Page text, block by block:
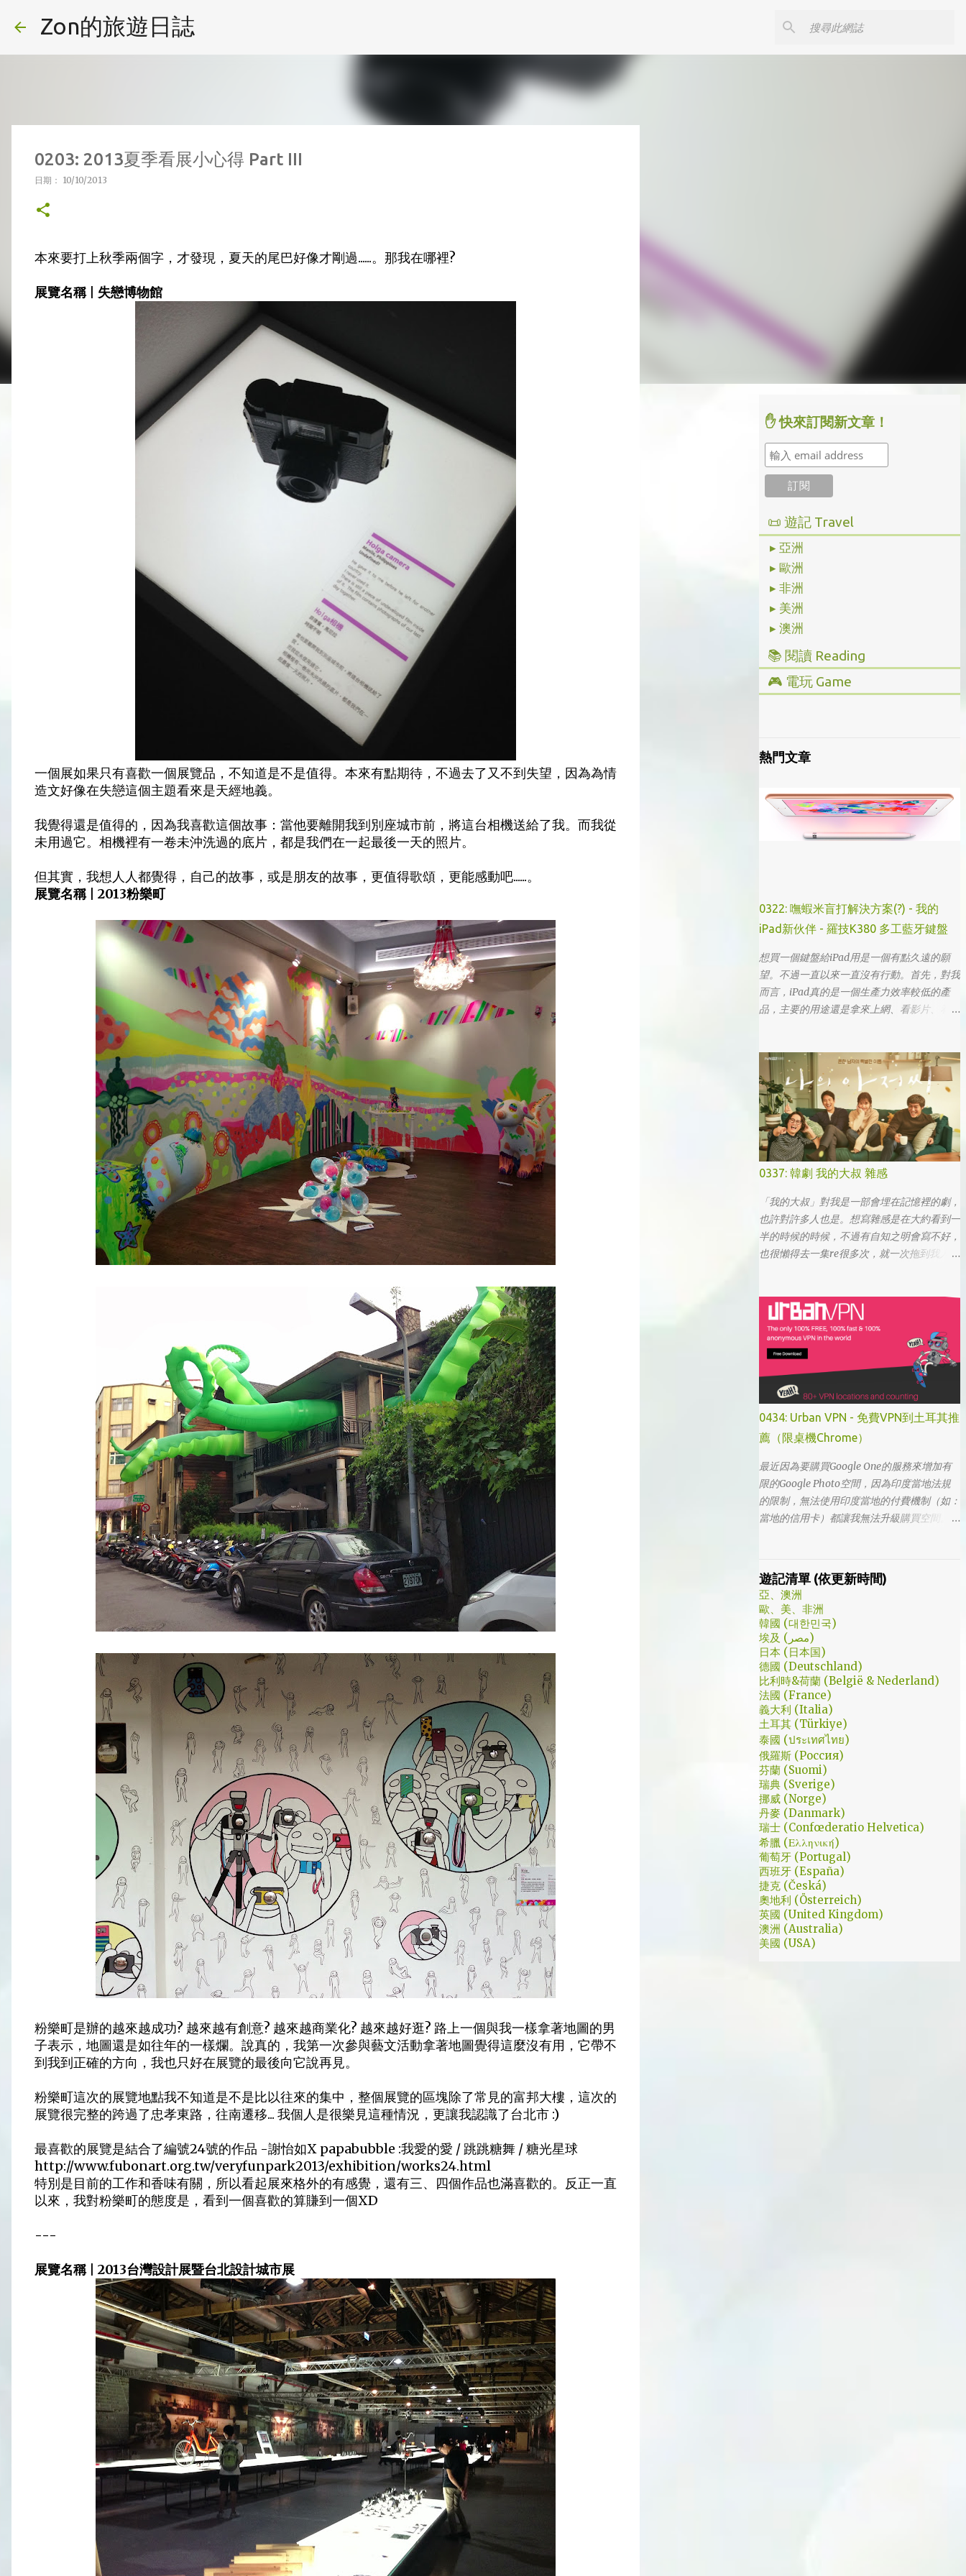
Zon的旅遊日誌
0203: 2013夏季看展小心得 Part III
日期： 10/10/2013
本來要打上秋季兩個字，才發現，夏天的尾巴好像才剛過......。那我在哪裡?
展覽名稱 | 失戀博物館
一個展如果只有喜歡一個展覽品，不知道是不是值得。本來有點期待，不過去了又不到失望，因為為情
造文好像在失戀這個主題看來是天經地義。
我覺得還是值得的，因為我喜歡這個故事：當他要離開我到別座城市前，將這台相機送給了我。而我從
未用過它。相機裡有一卷未沖洗過的底片，都是我們在一起最後一天的照片。
但其實，我想人人都覺得，自己的故事，或是朋友的故事，更值得歌頌，更能感動吧......。
展覽名稱 | 2013粉樂町
粉樂町是辦的越來越成功? 越來越有創意? 越來越商業化? 越來越好逛? 路上一個與我一樣拿著地圖的男
子表示，地圖還是如往年的一樣爛。說真的，我第一次參與藝文活動拿著地圖覺得這麼沒有用，它帶不
到我到正確的方向，我也只好在展覽的最後向它說再見。
粉樂町這次的展覽地點我不知道是不是比以往來的集中，整個展覽的區塊除了常見的富邦大樓，這次的
展覽很完整的跨過了忠孝東路，往南遷移... 我個人是很樂見這種情況，更讓我認識了台北市 :)
最喜歡的展覽是結合了編號24號的作品 -謝怡如X papabubble :我愛的愛 / 跳跳糖舞 / 糖光星球
http://www.fubonart.org.tw/veryfunpark2013/exhibition/works24.html
特別是目前的工作和香味有關，所以看起展來格外的有感覺，還有三、四個作品也滿喜歡的。反正一直
以來，我對粉樂町的態度是，看到一個喜歡的算賺到一個XD
---
展覽名稱 | 2013台灣設計展暨台北設計城市展
✋ 快來訂閱新文章！
📜 遊記 Travel
▸ 亞洲
▸ 歐洲
▸ 非洲
▸ 美洲
▸ 澳洲
📚 閱讀 Reading
▸ 投資理財
▸ 藝術設計
🎮 電玩 Game
熱門文章
0322: 嘸蝦米盲打解決方案(?) - 我的
iPad新伙伴 - 羅技K380 多工藍牙鍵盤
想買一個鍵盤給iPad用是一個有點久遠的願
望。不過一直以來一直沒有行動。首先，對我
而言，iPad真的是一個生產力效率較低的產
品，主要的用途還是拿來上網、看影片、看小
出不太想帶滑鼠，所以動作還是比較慢)，這
兩者還是有效率多了。 想來想去，iPad能夠
比電腦還有生產力的部份可能會落在畫圖這一
塊吧... 可惜大一畫了一個學期的蛋之後，我就
知道我在這一塊應該是沒啥天份的XD
0337: 韓劇 我的大叔 雜感
「我的大叔」對我是一部會埋在記憶裡的劇，
也許對許多人也是。想寫雜感是在大約看到一
半的時候的時候，不過有自知之明會寫不好，
也很懶得去一集re很多次，就一次拖到我人生
的，想說該不會為了要創造話題，所以硬拍一
部老少配的題材吧。加上男女主角都不認識，
所以一直到播出了三、四集開始好評不斷，加
上面臨了美、日、韓劇的劇荒，個人又特愛喪
劇，我硬是在找出來看了一次…。 不得不說，
開頭的辦公室場景，打昆蟲的的情節和打在代
表頭上奇異動畫，讓我以為這是次世代的搞笑
辦公室劇。第一集看完的時候，說真的還真不
知道這部劇集要表達什麼 - 因為開頭讓我覺得
無厘頭的場景和後續開始步入至安的黑暗世
界，讓我好難入戲。 為什麼要作這飄蟲視角?
為什麼要加這些星星? 所以當我推這部戲給朋
友的時候，我和朋友說一定要撐過第一集，過
我還是在劇荒中，再重看第一集，意外的覺得
發現角色們的另外一面。像是大叔上班時原來
是講冷笑話的高手；至安那張毫無感情的臉，
讓人恐懼；另外大叔老婆偷情偷的天經地義，
無負擔，也讓我嚇到。 看這鏡頭有時候都不
知道老婆怎麼會回心轉意。 如同版友們所津
津樂道的，這部劇的細節很多，值得細細品嚐
的對話其實摘錄不完。但對我而言整部劇會燒
了起來，應該是從第四集，大叔把至安找進辦
公室談判開始 - 因為在當下風向完全測不出
來。這太不韓劇了；接著至安把都俊永代表玩
弄掌心的談判…這倒底是怎麼樣風格的劇集，
難倒是推理劇嗎? 但是主角三兄弟與媽媽的鬥
嘴，這不應該是家庭劇嗎? 說到家庭劇，這部
劇我第一個哭點和男女主角無關，而是在大哥
被罵，媽媽放下便當離開，之後對他微笑的那
場戲。然後我知道，我放不下這部劇了。 但
這編劇藥下的好猛，同一集還不肯放手。結尾
細節就不說了，硬是收的漂亮 - 這麼棒的劇才
第四集，不禁讓我倍感期待，也開始每週期待
上演的時間。 還加了Prison Break的梗，剛好
我就是PB的劇迷呀!!! 這應該是很感人的橋
0434: Urban VPN - 免費VPN到土耳其推
薦（限桌機Chrome）
最近因為要購買Google One的服務來增加有
限的Google Photo空間，因為印度當地法規
的限制，無法使用印度當地的付費機制（如：
當地的信用卡）都讓我無法升級購買空間。因
不少，而且還bundle了不少近年常提到的
VPN，像是NordVPN/ Surfshark等…但因為這
些VPN服務都已經沒有免費的試用期了… 在花
了幾個小時試了一下，目前與大家推薦的是
Urban VPN
遊記清單 (依更新時間)
亞、澳洲
歐、美、非洲
韓國 (대한민국)
埃及 (مصر)
日本 (日本国)
德國 (Deutschland)
比利時&荷蘭 (België & Nederland)
法國 (France)
義大利 (Italia)
土耳其 (Türkiye)
泰國 (ประเทศไทย)
俄羅斯 (Россия)
芬蘭 (Suomi)
瑞典 (Sverige)
挪威 (Norge)
丹麥 (Danmark)
瑞士 (Confœderatio Helvetica)
希臘 (Ελληνική)
葡萄牙 (Portugal)
西班牙 (España)
捷克 (Česká)
奧地利 (Österreich)
英國 (United Kingdom)
澳洲 (Australia)
美國 (USA)